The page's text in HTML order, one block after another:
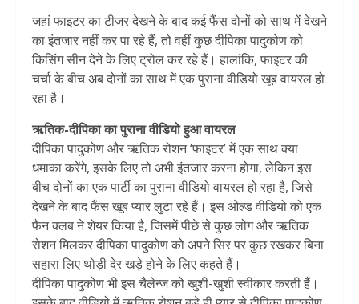
जहां फाइटर का टीजर देखने के बाद कई फैंस दोनों को साथ में देखने
का इंतजार नहीं कर पा रहे हैं, तो वहीं कुछ दीपिका पादुकोण को
किसिंग सीन देने के लिए ट्रोल कर रहे हैं। हालांकि, फाइटर की
चर्चा के बीच अब दोनों का साथ में एक पुराना वीडियो खूब वायरल हो
रहा है।
ऋतिक-दीपिका का पुराना वीडियो हुआ वायरल
दीपिका पादुकोण और ऋतिक रोशन ‘फाइटर’ में एक साथ क्या
धमाका करेंगे, इसके लिए तो अभी इंतजार करना होगा, लेकिन इस
बीच दोनों का एक पार्टी का पुराना वीडियो वायरल हो रहा है, जिसे
देखने के बाद फैंस खूब प्यार लुटा रहे हैं। इस ओल्ड वीडियो को एक
फैन क्लब ने शेयर किया है, जिसमें पीछे से कुछ लोग और ऋतिक
रोशन मिलकर दीपिका पादुकोण को अपने सिर पर कुछ रखकर बिना
सहारा लिए थोड़ी देर खड़े होने के लिए कहते हैं।
दीपिका पादुकोण भी इस चैलेन्ज को खुशी-खुशी स्वीकार करती हैं।